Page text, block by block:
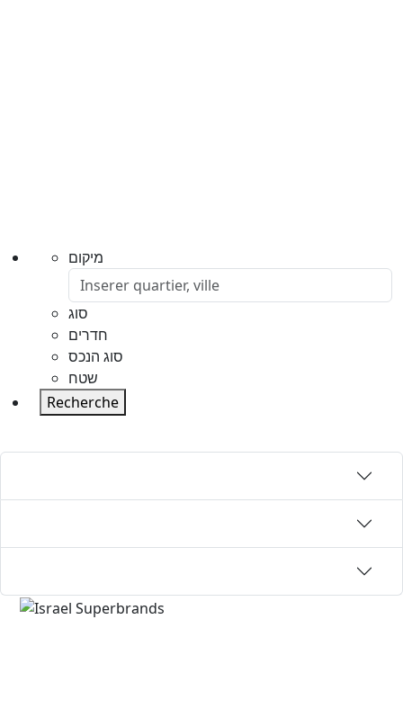
מיקום
סוג
חדרים
סוג הנכס
שטח
Recherche